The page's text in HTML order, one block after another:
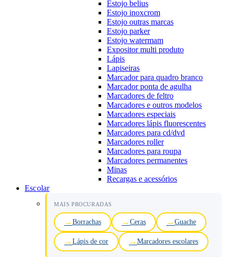
Estojo belius
Estojo inoxcrom
Estojo outras marcas
Estojo parker
Estojo watermam
Expositor multi produto
Lápis
Lapiseiras
Marcador para quadro branco
Marcador ponta de agulha
Marcadores de feltro
Marcadores e outros modelos
Marcadores especiais
Marcadores lápis fluorescentes
Marcadores para cd/dvd
Marcadores roller
Marcadores para roupa
Marcadores permanentes
Minas
Recargas e acessórios
Escolar
MAIS PROCURADAS
Borrachas Ceras Guache
Lápis de cor Marcadores escolares